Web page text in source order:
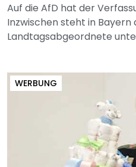
Auf die AfD hat der
Inzwischen steht in
Landtagsabgeordnete
WERBUNG